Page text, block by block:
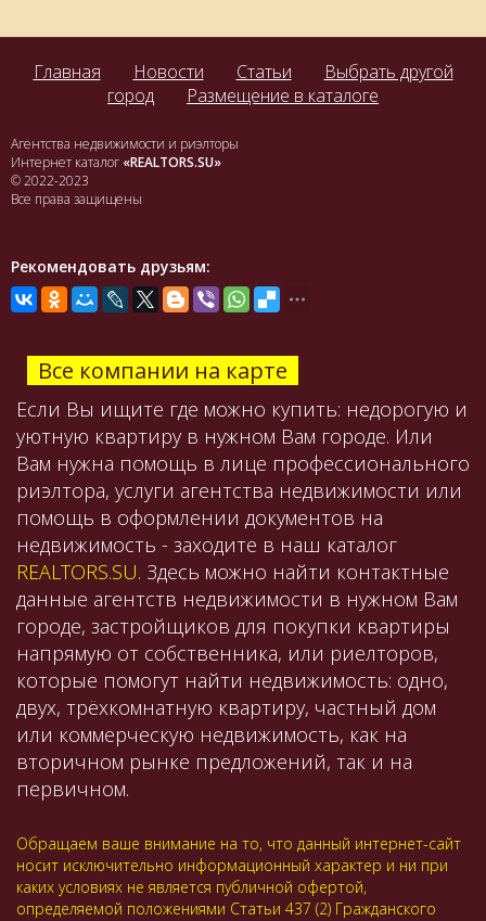
Главная Новости Статьи
Выбрать другой
город
Размещение в каталоге
Агентства недвижимости и риэлторы
Интернет каталог «REALTORS.SU»
© 2022-2023
Все права защищены
Рекомендовать друзьям:
Все компании на карте
Если Вы ищите где можно купить: недорогую и
уютную квартиру в нужном Вам городе. Или
Вам нужна помощь в лице профессионального
риэлтора, услуги агентства недвижимости или
помощь в оформлении документов на
недвижимость - заходите в наш каталог
REALTORS.SU. Здесь можно найти контактные
данные агентств недвижимости в нужном Вам
городе, застройщиков для покупки квартиры
напрямую от собственника, или риелторов,
которые помогут найти недвижимость: одно,
двух, трёхкомнатную квартиру, частный дом
или коммерческую недвижимость, как на
вторичном рынке предложений, так и на
первичном.
Обращаем ваше внимание на то, что данный интернет-сайт
носит исключительно информационный характер и ни при
каких условиях не является публичной офертой,
определяемой положениями Статьи 437 (2) Гражданского